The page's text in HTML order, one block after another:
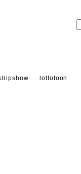
lottofoon